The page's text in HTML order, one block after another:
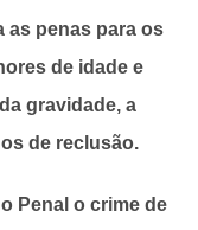
as penas para os
de idade e
gravidade, a
de reclusão.
Penal o crime de